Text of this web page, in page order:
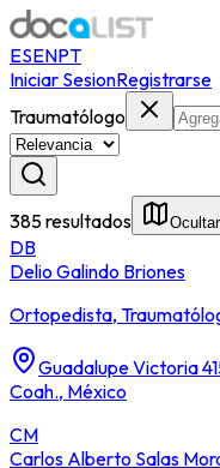
ESENPT
Iniciar SesionRegistrarse
Traumatólogo
385 resultados
DB
Delio Galindo Briones
Ortopedista,
Guadalupe Victoria
Coah., México
CM
Carlos Alberto Salas